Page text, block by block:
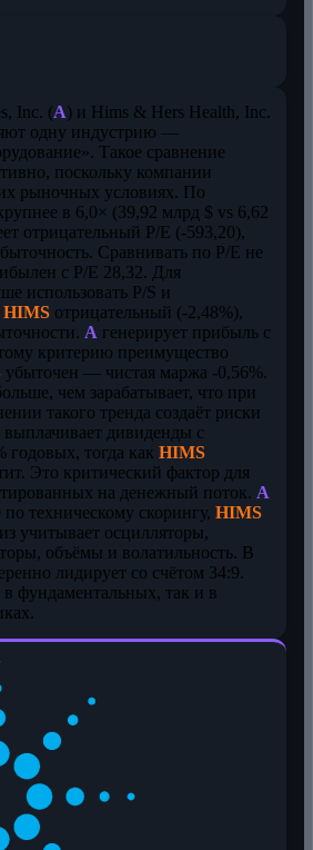
Inc. (A) и Hims & Hers Health, Inc.
одну индустрию —
Такое сравнение
поскольку компании
рыночных условиях. По
в 6,0× (39,92 млрд $ vs 6,62
отрицательный P/E (-593,20),
Сравнивать по P/E не
с P/E 28,32. Для
использовать P/S и
HIMS отрицательный (-2,48%),
A генерирует прибыль с
критерию преимущество
убыточен — чистая маржа -0,56%.
чем зарабатывает, что при
такого тренда создаёт риски
выплачивает дивиденды с
годовых, тогда как HIMS
Это критический фактор для
на денежный поток. A
техническому скорингу, HIMS
учитывает осцилляторы,
объёмы и волатильность. В
лидирует со счётом 34:9.
в фундаментальных, так и в